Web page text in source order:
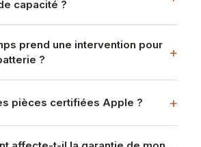
capacité ?
prend une intervention pour
?
pièces certifiées Apple ?